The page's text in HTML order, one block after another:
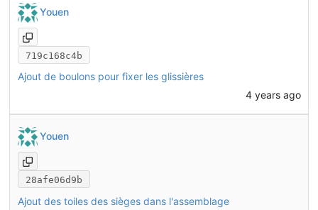
Youen
719c168c4b
Ajout de boulons pour fixer les glissières
4 years ago
Youen
28afe06d9b
Ajout des toiles des sièges dans l'assemblage